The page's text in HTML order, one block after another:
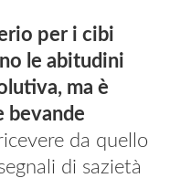
per i cibi
le abitudini
ma è
bevande
da quello
di sazietà